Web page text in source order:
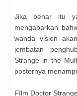
Jika benar itu
mengabarkan
wanda vision
jembatan
Strange in the
posternya
FIlm Doctor